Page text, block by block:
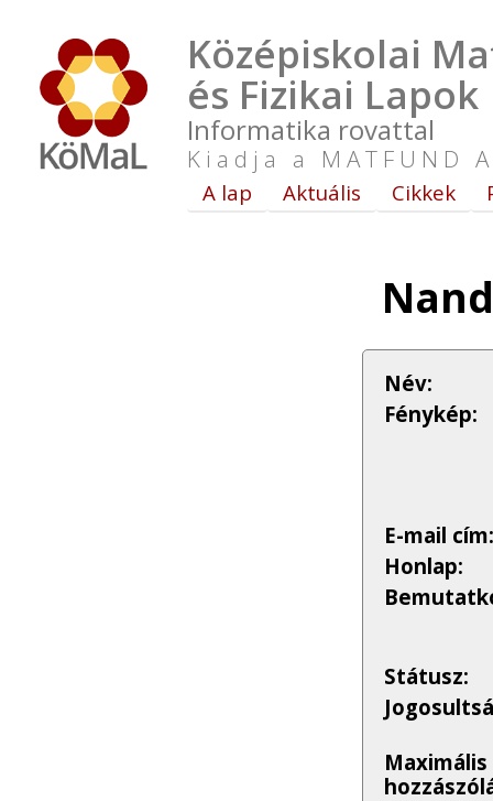
Középiskolai
és Fizikai Lapok
Informatika rovattal
Kiadja a MATFUND
A lap Aktuális Cikkek
Név:
Fénykép:
E-mail cím:
Honlap:
Státusz:
Maximális